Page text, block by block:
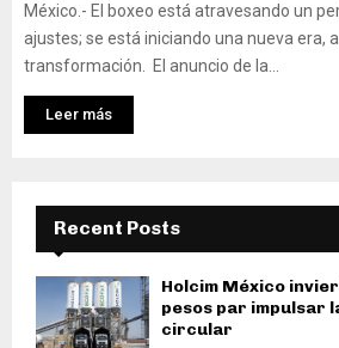
México.- El boxeo está atravesando un
ajustes; se está iniciando una nueva era,
transformación. El anuncio de la...
Leer más
Recent Posts
Holcim México
pesos par impulsar
circular